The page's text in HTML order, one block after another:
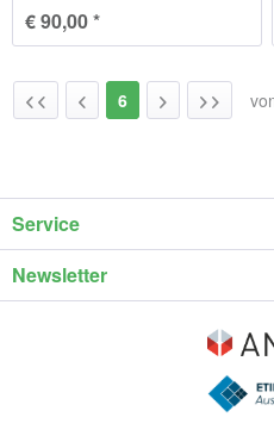
€ 90,00 *
6
Service
Newsletter